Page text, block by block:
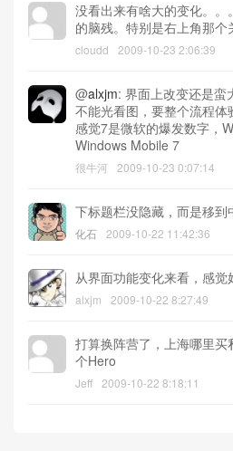
没看出来有啥大的变化。。
的脑残。特别是右上角那个
cloudd 2009-10-23 2:06:39
@alxjm: 界面上改变还是蛮
不能光看图，要整个流程体
感觉7是微软的爆发数字，
Windows Mobile 7
很牛河 2009-10-23 0:07:14
下标题栏没隐藏，而是移到
化石 2009-10-22 11:42:36
从界面功能变化来看，感觉
alxjm 2009-10-22 8:27:49
打算换阵营了，上海哪里买
个Hero
Jeff 2009-10-22 8:18:11